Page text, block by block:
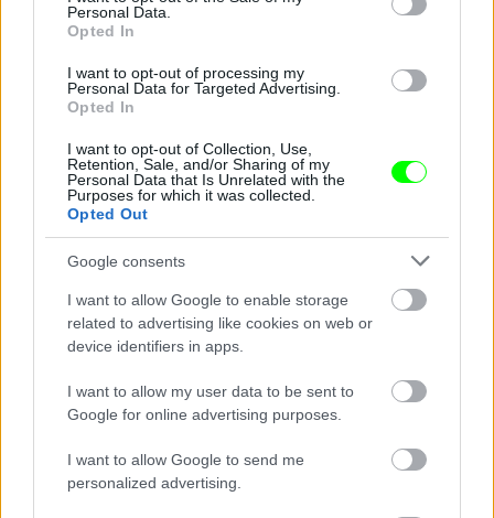
Personal Data.
Opted In
I want to opt-out of processing my
Personal Data for Targeted Advertising.
Opted In
I want to opt-out of Collection, Use,
Retention, Sale, and/or Sharing of my
Personal Data that Is Unrelated with the
Purposes for which it was collected.
Opted Out
Google consents
I want to allow Google to enable storage
related to advertising like cookies on web or
device identifiers in apps.
I want to allow my user data to be sent to
Google for online advertising purposes.
I want to allow Google to send me
personalized advertising.
Jön még kép!